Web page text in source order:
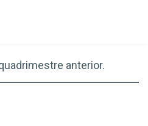
anterior.